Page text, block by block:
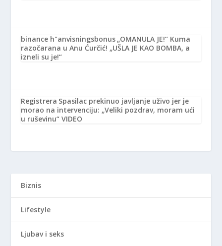
binance h"anvisningsbonus „OMANULA JE!“ Kuma
razočarana u Anu Ćurčić! „UŠLA JE KAO BOMBA, a
izneli su je!“
Registrera Spasilac prekinuo javljanje uživo jer je
morao na intervenciju: „Veliki pozdrav, moram ući
u ruševinu“ VIDEO
Biznis
Lifestyle
Ljubav i seks